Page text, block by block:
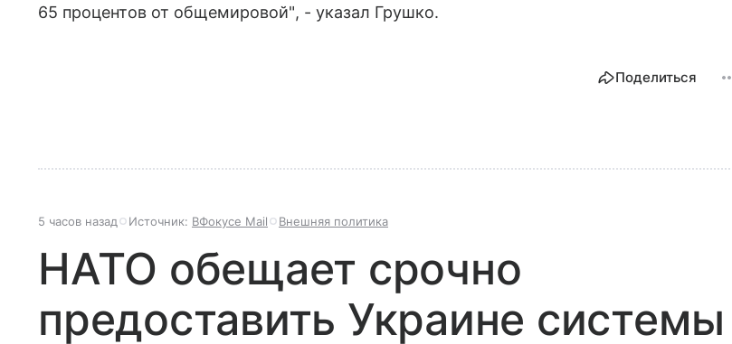
65 процентов от общемировой", - указал Грушко.
Поделиться
5 часов назад Источник: ВФокусе Mail Внешняя политика
НАТО обещает срочно
предоставить Украине системы